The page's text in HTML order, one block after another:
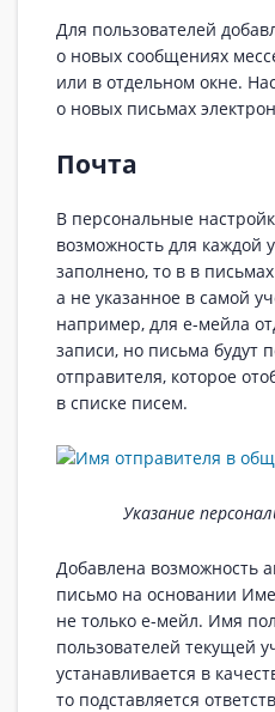
Для пользователей
о новых сообщениях
или в отдельном окне.
о новых письмах
Почта
В персональные
возможность для каждой
заполнено, то в в
а не указанное в самой
например, для е-мейла
записи, но письма
отправителя, которое
в списке писем.
Указание
Добавлена возможность
письмо на основании
не только е-мейл. Имя
пользователей текущей
устанавливается в
то подставляется